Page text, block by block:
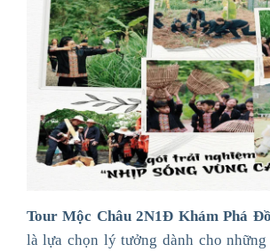
Tour Mộc Châu 2N1Đ Khám Phá
là lựa chọn lý tưởng dành cho những